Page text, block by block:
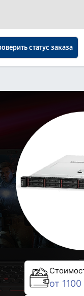
статус заказа
от